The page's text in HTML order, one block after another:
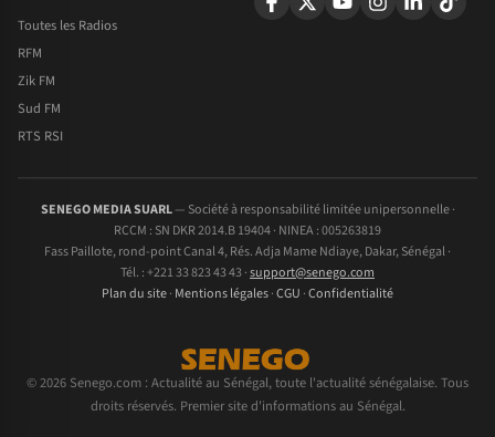
Toutes les Radios
RFM
Zik FM
Sud FM
RTS RSI
SENEGO MEDIA SUARL— Société à responsabilité limitée unipersonnelle ·
RCCM : SN DKR 2014.B 19404 · NINEA : 005263819
Fass Paillote, rond-point Canal 4, Rés. Adja Mame Ndiaye, Dakar, Sénégal ·
Tél. : +221 33 823 43 43 ·support@senego.com
Plan du site· Mentions légales·CGU ·Confidentialité
© 2026 Senego.com : Actualité au Sénégal, toute l'actualité sénégalaise. Tous
droits réservés. Premier site d'informations au Sénégal.